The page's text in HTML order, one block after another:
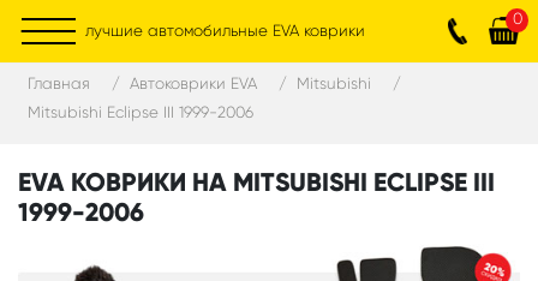
лучшие автомобильные EVA коврики
0
Главная Автоковрики EVA
Mitsubishi
Mitsubishi Eclipse III 1999-2006
EVA КОВРИКИ НА MITSUBISHI ECLIPSE III
1999-2006